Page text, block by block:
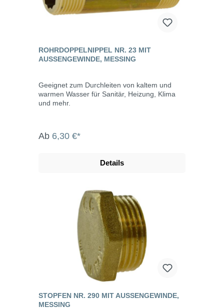
ROHRDOPPELNIPPEL NR. 23 MIT
AUSSENGEWINDE, MESSING
Geeignet zum Durchleiten von kaltem und
warmen Wasser für Sanitär, Heizung, Klima
und mehr.
Ab 6,30 €*
Details
STOPFEN NR. 290 MIT AUSSENGEWINDE, M
ESSING